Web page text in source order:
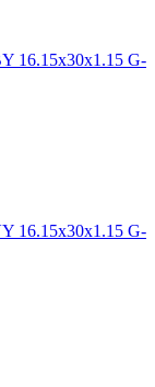
16.15х30x1.15 G-
16.15х30x1.15 G-